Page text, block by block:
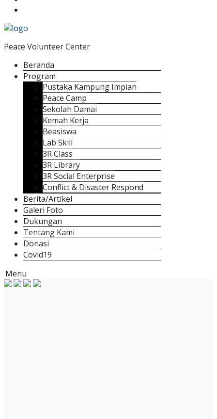
Peace Volunteer Center
Beranda
Program
Pustaka Kampung Impian
Peace Camp
Sekolah Damai
Kemah Kerja
Beasiswa
Lab Skill
3R Class
3R Library
3R Social Enterprise
Conflict & Disaster Respond
Berita/Artikel
Galeri Foto
Dukungan
Tentang Kami
Donasi
Covid19
Menu